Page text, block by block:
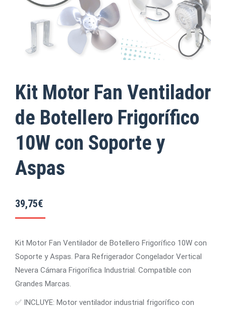
Kit Motor Fan Ventilador
de Botellero Frigorífico
10W con Soporte y
Aspas
39,75€
Kit Motor Fan Ventilador de Botellero Frigorífico 10W con
Soporte y Aspas. Para Refrigerador Congelador Vertical
Nevera Cámara Frigorífica Industrial. Compatible con
Grandes Marcas.
✅ INCLUYE: Motor ventilador industrial frigorífico con